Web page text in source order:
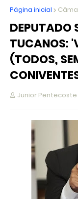
JORNALISMO
CRÍTICO
Página inicial
DEPUTADO
TUCANOS:
(TODOS,
Junior Pentecoste